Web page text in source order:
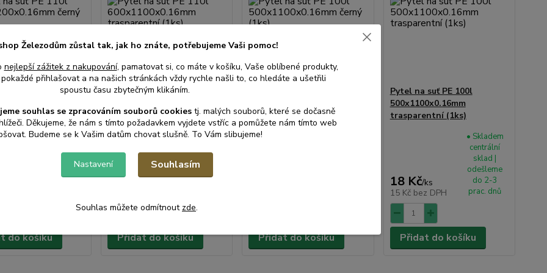
• Skladem
odešleme
do 2-3
do košíku
Pytel na suť PE 110l
trasparentní (1ks)
24 Kč
• Skladem
sklad |
odešleme
do 2-3
Přidat do košíku
(1ks)
Přidat do košíku
Pytel na suť PE 100l
500x1100x0.16mm
trasparentní (1ks)
18 Kč/ks
15 Kč bez DPH
• Skladem
centrální
sklad |
odešleme
do 2-3
prac. dnů
Přidat do košíku
Železodům zůstal tak, jak ho znáte, potřebujeme Vaši pomoc!
nejlepší zážitek z nakupování, pamatovat si, co máte v košíku, Vaše oblíbené produkty,
přihlašovat a na našich stránkách vždy rychle našli to, co hledáte a ušetřili
spoustu času zbytečným klikáním.
souhlas se zpracováním souborů cookies tj. malých souborů, které se dočasně
Děkujeme, že nám s tímto požadavkem vyjdete vstříc a pomůžete nám tímto web
Budeme se k Vašim datům chovat slušně. To Vám slibujeme!
Nastavení Souhlasím
Souhlas můžete odmítnout zde.